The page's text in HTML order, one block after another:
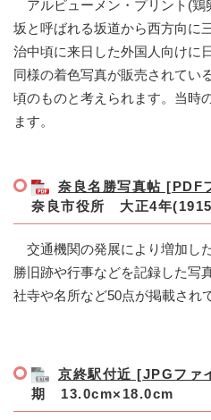
アルビューメン・プリント(鶏
坂と呼ばれる坂道から西方向に
治中頃に来日した外国人向けに
同様の着色写真が販売されてい
頃のものと考えられます。当時
ます。
奈良名勝写真帖 [PDF
奈良市役所 大正4年
交通機関の発展により増加し
勝旧跡や行事などを記録した写
社寺や名所など50点が掲載され
京終駅付近 [JPGファ
期 13.0cm×18.0cm